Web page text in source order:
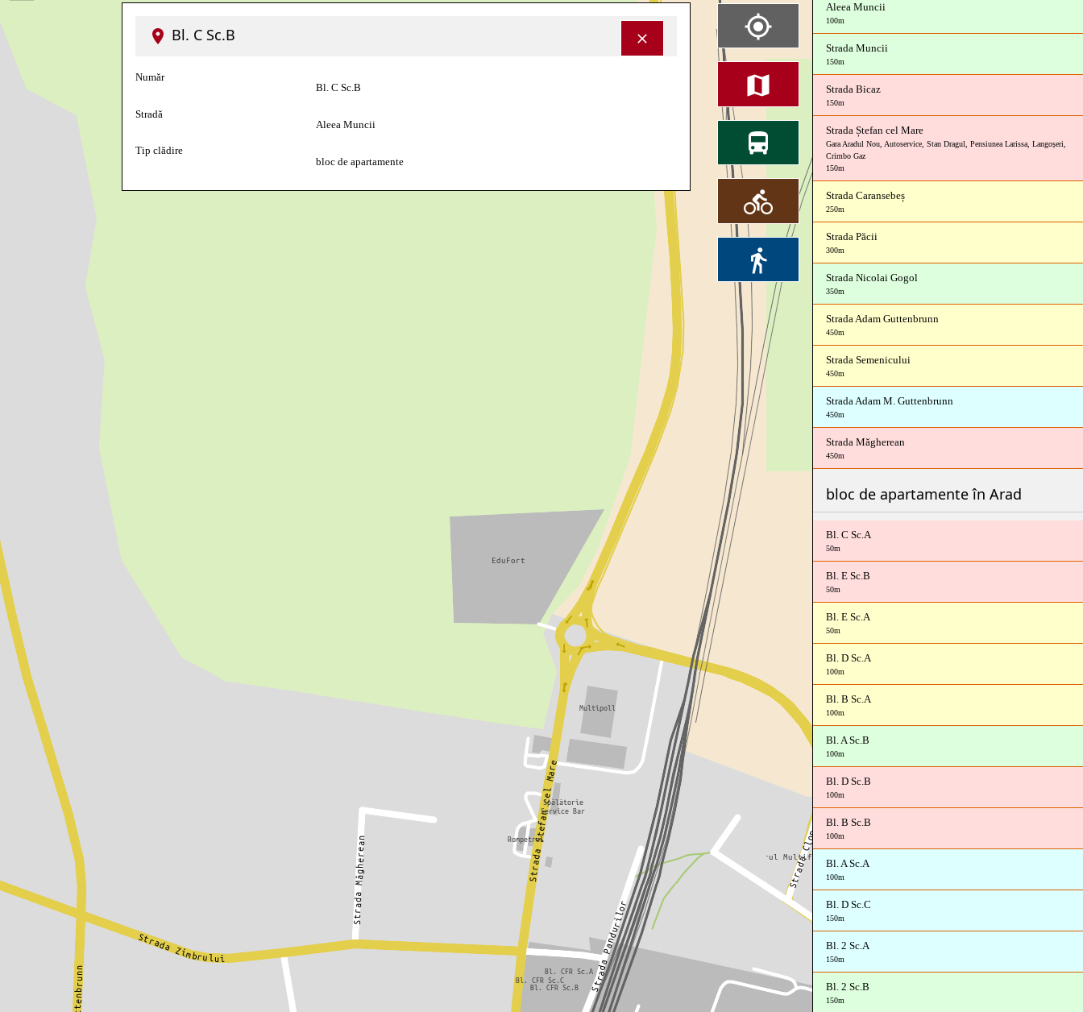
Bl. C Sc.B
Număr
Bl. C Sc.B
Stradă
Aleea Muncii
Tip clădire
bloc de apartamente
Aleea Muncii
100m
Strada Muncii
150m
Strada Bicaz
150m
Strada Ștefan cel Mare
Gara Aradul Nou, Autoservice, Stan Dragul Pensiunea Larissa, Langoșeri
Crimbo Gaz
150m
Strada Caransebeș
250m
Strada Păcii
300m
Strada Nicolai Gogol
350m
Strada Adam Guttenbrunn
450m
Strada Semenicului
450m
Strada Adam M. Guttenbrunn
450m
Strada Măgherean
450m
bloc de apartamente în Arad
Bl. C Sc.A
50m
Bl. E Sc.B
50m
Bl. E Sc.A
50m
Bl. D Sc.A
100m
Bl. B Sc.A
100m
Bl. A Sc.B
100m
Bl. D Sc.B
100m
Bl. B Sc.B
100m
Bl. A Sc.A
100m
Bl. D Sc.C
150m
Bl. 2 Sc.A
150m
Bl. 2 Sc.B
150m